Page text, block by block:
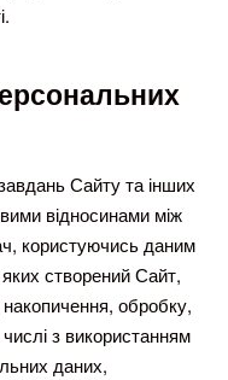
Сайту та інших
відносинами між
користуючись даним
створений Сайт,
обробку,
з використанням
даних,